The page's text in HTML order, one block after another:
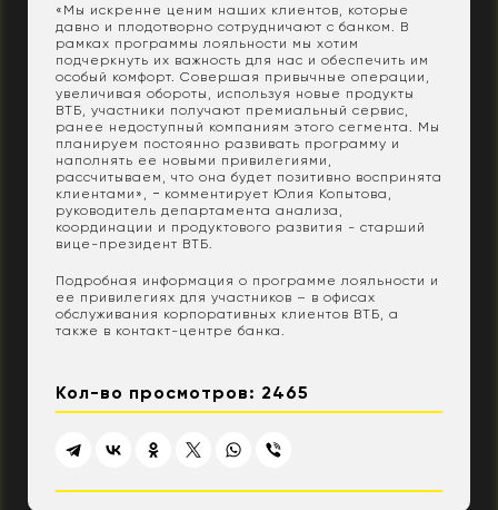
«Мы искренне ценим наших клиентов, которые
давно и плодотворно сотрудничают с банком. В
рамках программы лояльности мы хотим
подчеркнуть их важность для нас и обеспечить им
особый комфорт. Совершая привычные операции,
увеличивая обороты, используя новые продукты
ВТБ, участники получают премиальный сервис,
ранее недоступный компаниям этого сегмента. Мы
планируем постоянно развивать программу и
наполнять ее новыми привилегиями,
рассчитываем, что она будет позитивно воспринята
клиентами», − комментирует Юлия Копытова,
руководитель департамента анализа,
координации и продуктового развития - старший
вице-президент ВТБ.
Подробная информация о программе лояльности и
ее привилегиях для участников – в офисах
обслуживания корпоративных клиентов ВТБ, а
также в контакт-центре банка.
Кол-во просмотров: 2465